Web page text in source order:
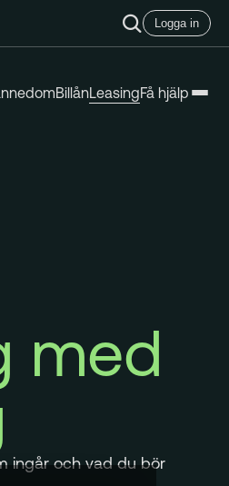
Logga in
BillånLeasingFå hjälp
med
ingår och vad du bör